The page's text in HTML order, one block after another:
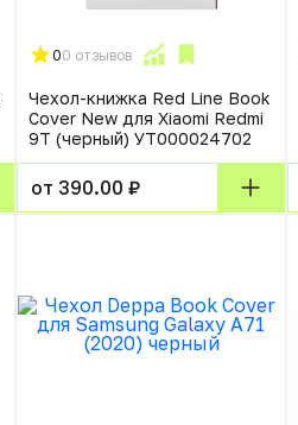
00 отзывов
Чехол-книжка Red Line Book
Cover New для Xiaomi Redmi
9T (черный) УТ000024702
от 390.00 ₽